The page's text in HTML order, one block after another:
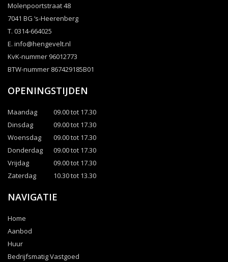
Molenpoortstraat 48
7041 BG ‘s-Heerenberg
T. 0314-664025
E. info@hengevelt.nl
KvK-nummer 96012773
BTW-nummer 867429185B01
OPENINGSTIJDEN
Maandag
09.00 tot 17.30
Dinsdag
09.00 tot 17.30
Woensdag
09.00 tot 17.30
Donderdag
09.00 tot 17.30
Vrijdag
09.00 tot 17.30
Zaterdag
10.30 tot 13.30
NAVIGATIE
Home
Aanbod
Huur
Bedrijfsmatig Vastgoed